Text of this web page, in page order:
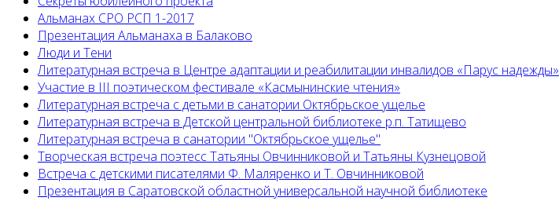
Альманах СРО РСП 1-2017
Презентация Альманаха в Балаково
Люди и Тени
Литературная встреча в Центре адаптации и реабилитации инвалидов «Парус надежды»
Участие в III поэтическом фестивале «Касмынинские чтения»
Литературная встреча с детьми в санатории Октябрьское ущелье
Литературная встреча в Детской центральной библиотеке р.п. Татищево
Литературная встреча в санатории "Октябрьское ущелье"
Творческая встреча поэтесс Татьяны Овчинниковой и Татьяны Кузнецовой
Встреча с детскими писателями Ф. Маляренко и Т. Овчинниковой
Презентация в Саратовской областной универсальной научной библиотеке